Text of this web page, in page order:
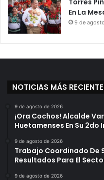
Torres
En La
9 de
NOTICIAS MÁS
9 de agosto de 2026
¡Ora Cochos! Alcalde
Huetamenses En Su 2do
9 de agosto de 2026
Trabajo Coordinado De
Resultados Para El
9 de agosto de 2026